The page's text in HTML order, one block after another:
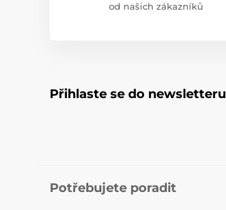
od našich zákazníků
Přihlaste se do newsletteru
Potřebujete poradit